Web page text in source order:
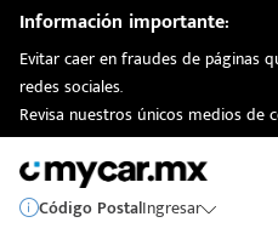
Información importante:
Evitar caer en fraudes de páginas
redes sociales.
Revisa nuestros únicos medios de
Código PostalIngresar